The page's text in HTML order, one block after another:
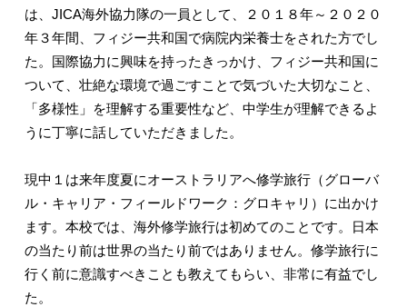
は、JICA海外協力隊の一員として、２０１８年～２０２０
年３年間、フィジー共和国で病院内栄養士をされた方でし
た。国際協力に興味を持ったきっかけ、フィジー共和国に
ついて、壮絶な環境で過ごすことで気づいた大切なこと、
「多様性」を理解する重要性など、中学生が理解できるよ
うに丁寧に話していただきました。
現中１は来年度夏にオーストラリアへ修学旅行（グローバ
ル・キャリア・フィールドワーク：グロキャリ）に出かけ
ます。本校では、海外修学旅行は初めてのことです。日本
の当たり前は世界の当たり前ではありません。修学旅行に
行く前に意識すべきことも教えてもらい、非常に有益でし
た。